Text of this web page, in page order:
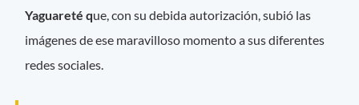
Yaguareté que, con su debida autorización, subió las
imágenes de ese maravilloso momento a sus diferentes
redes sociales.